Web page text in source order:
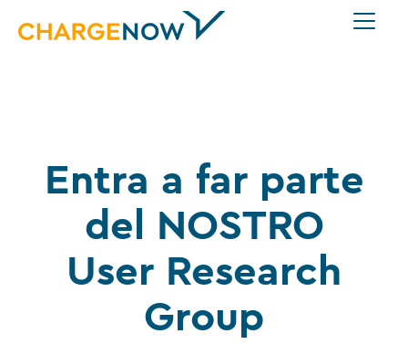
Entra a far parte
del NOSTRO
User Research
Group